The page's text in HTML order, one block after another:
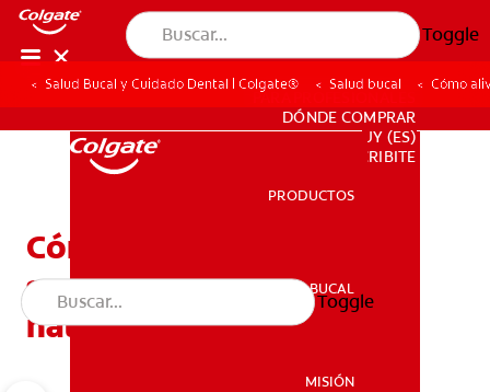
Toggle
SALUD BUCAL
PARA PROFESIONALES
DÓNDE COMPRAR
UY (ES)
SUSCRIBITE
PRODUCTOS
SALUD BUCAL
MISIÓN
Toggle
Salud Bucal y Cuidado Dental | Colgate® Salud bucal Cómo
Cómo aliviar los dientes
sensibles (de forma
natural)